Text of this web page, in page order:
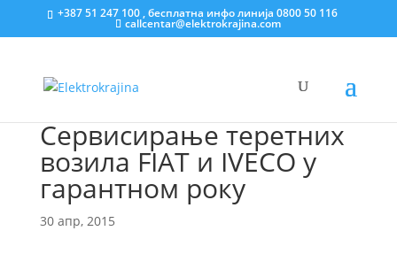
+387 51 247 100 , бесплатна инфо линија 0800 50 116
callcentar@elektrokrajina.com
Сервисирање теретних
возила FIAT и IVECO у
гарантном року
30 апр, 2015